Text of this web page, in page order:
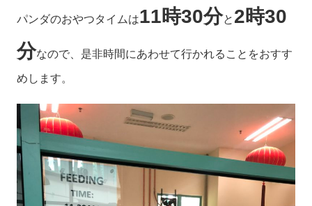
パンダのおやつタイムは11時30分と 2時30
分なので、是非時間にあわせて行かれることをおすす
めします。